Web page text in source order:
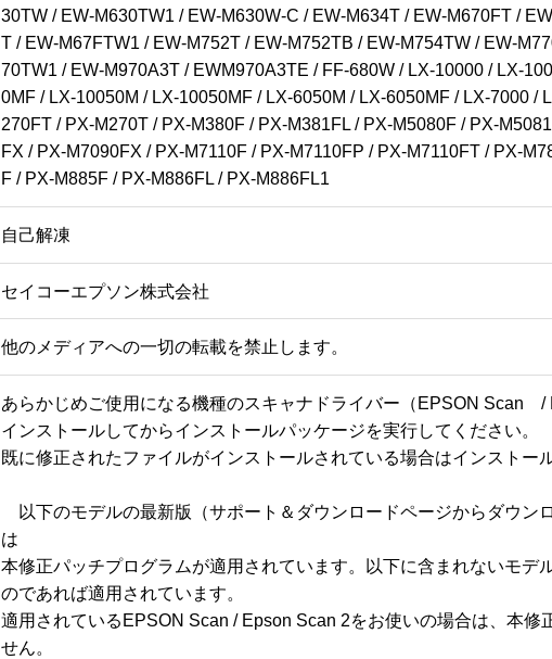
30TW / EW-M630TW1 / EW-M630W-C / EW-M634T / EW-M670FT /
T / EW-M67FTW1 / EW-M752T / EW-M752TB / EW-M754TW / EW-
70TW1 / EW-M970A3T / EWM970A3TE / FF-680W / LX-10000 / LX-
0MF / LX-10050M / LX-10050MF / LX-6050M / LX-6050MF / LX-7000 /
270FT / PX-M270T / PX-M380F / PX-M381FL / PX-M5080F / PX-
FX / PX-M7090FX / PX-M7110F / PX-M7110FP / PX-M7110FT / PX-
F / PX-M885F / PX-M886FL / PX-M886FL1
自己解凍
セイコーエプソン株式会社
他のメディアへの一切の転載を禁止します。
あらかじめご使用になる機種のスキャナドライバー（EPSON Scan　/
インストールしてからインストールパッケージを実行してください。
既に修正されたファイルがインストールされている場合はインストー
以下のモデルの最新版（サポート＆ダウンロードページからダウン
は
本修正パッチプログラムが適用されています。以下に含まれないモデ
のであれば適用されています。
適用されているEPSON Scan / Epson Scan 2をお使いの場合は、本修
せん。